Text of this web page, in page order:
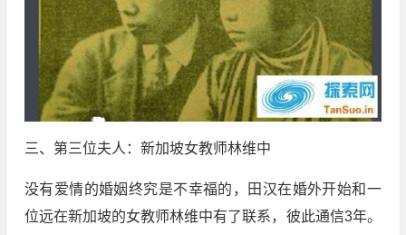
三、第三位夫人：新加坡女教师林维中
没有爱情的婚姻终究是不幸福的，田汉在婚外开始和一
位远在新加坡的女教师林维中有了联系，彼此通信3年。